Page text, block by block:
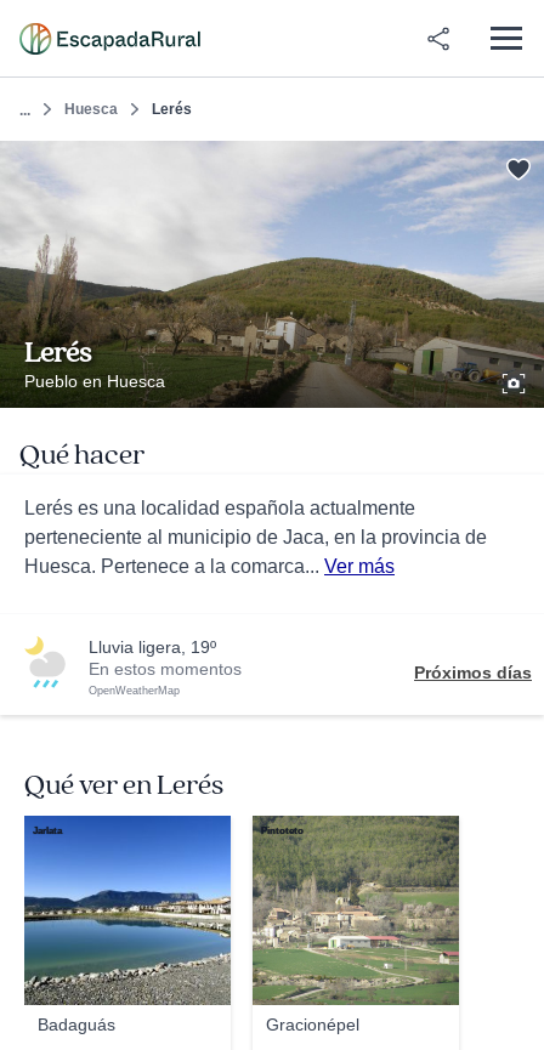
... Huesca Lerés
Lerés
Pueblo en Huesca
Qué hacer
Lerés es una localidad española actualmente
perteneciente al municipio de Jaca, en la provincia de
Huesca. Pertenece a la comarca... Ver más
lluvia ligera, 19º
En estos momentos
OpenWeatherMap
Próximos días
Qué ver en Lerés
Badaguás
Jarlata
Gracionépel
Pintoteto